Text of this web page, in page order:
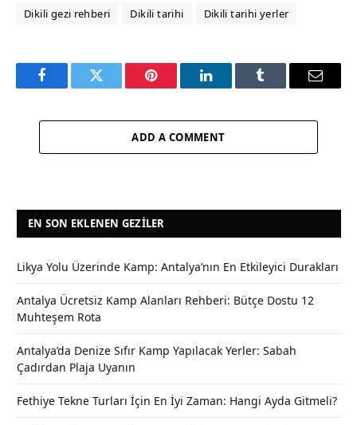
Dikili gezi rehberi Dikili tarihi Dikili tarihi yerler
FacebookTwitter Pinterest LinkedInTumblr Email
ADD A COMMENT
EN SON EKLENEN GEZILER
Likya Yolu Üzerinde Kamp: Antalya’nın En Etkileyici Durakları
Antalya Ücretsiz Kamp Alanları Rehberi: Bütçe Dostu 12
Muhteşem Rota
Antalya’da Denize Sıfır Kamp Yapılacak Yerler: Sabah
Çadırdan Plaja Uyanın
Fethiye Tekne Turları İçin En İyi Zaman: Hangi Ayda Gitmeli?